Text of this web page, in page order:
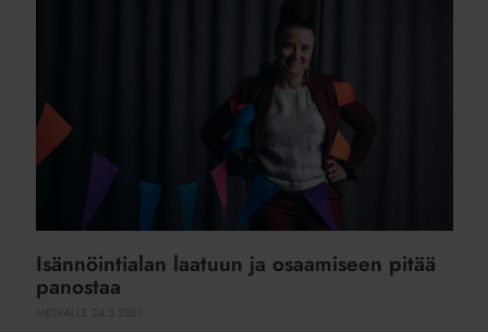
Isännöintialan laatuun ja osaamiseen pitää
panostaa